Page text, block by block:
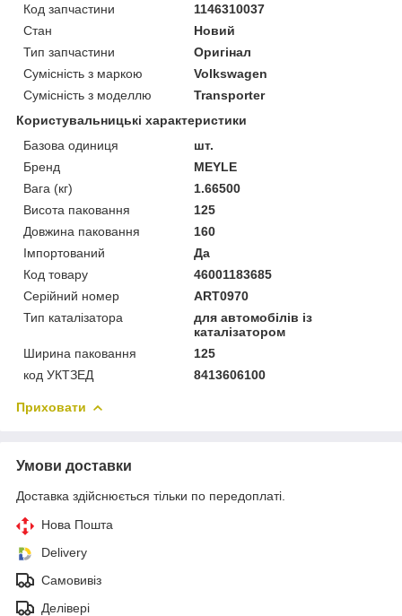
Код запчастини
1146310037
Стан
Новий
Тип запчастини
Оригінал
Сумісність з маркою
Volkswagen
Сумісність з моделлю
Transporter
Користувальницькі характеристики
Базова одиниця
шт.
Бренд
MEYLE
Вага (кг)
1.66500
Висота паковання
125
Довжина паковання
160
Імпортований
Да
Код товару
46001183685
Серійний номер
ART0970
Тип каталізатора
для автомобілів із
каталізатором
Ширина паковання
125
код УКТЗЕД
8413606100
Приховати
Умови доставки
Доставка здійснюється тільки по передоплаті.
Нова Пошта
Delivery
Самовивіз
Делівері